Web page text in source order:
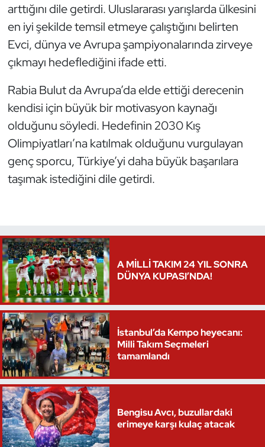
arttığını dile getirdi. Uluslararası yarışlarda ülkesini
en iyi şekilde temsil etmeye çalıştığını belirten
Evci, dünya ve Avrupa şampiyonalarında zirveye
çıkmayı hedeflediğini ifade etti.
Rabia Bulut da Avrupa’da elde ettiği derecenin
kendisi için büyük bir motivasyon kaynağı
olduğunu söyledi. Hedefinin 2030 Kış
Olimpiyatları’na katılmak olduğunu vurgulayan
genç sporcu, Türkiye’yi daha büyük başarılara
taşımak istediğini dile getirdi.
A MİLLİ TAKIM 24 YIL SONRA
DÜNYA KUPASI’NDA!
İstanbul’da Kempo heyecanı:
Milli Takım Seçmeleri
tamamlandı
Bengisu Avcı, buzullardaki
erimeye karşı kulaç atacak